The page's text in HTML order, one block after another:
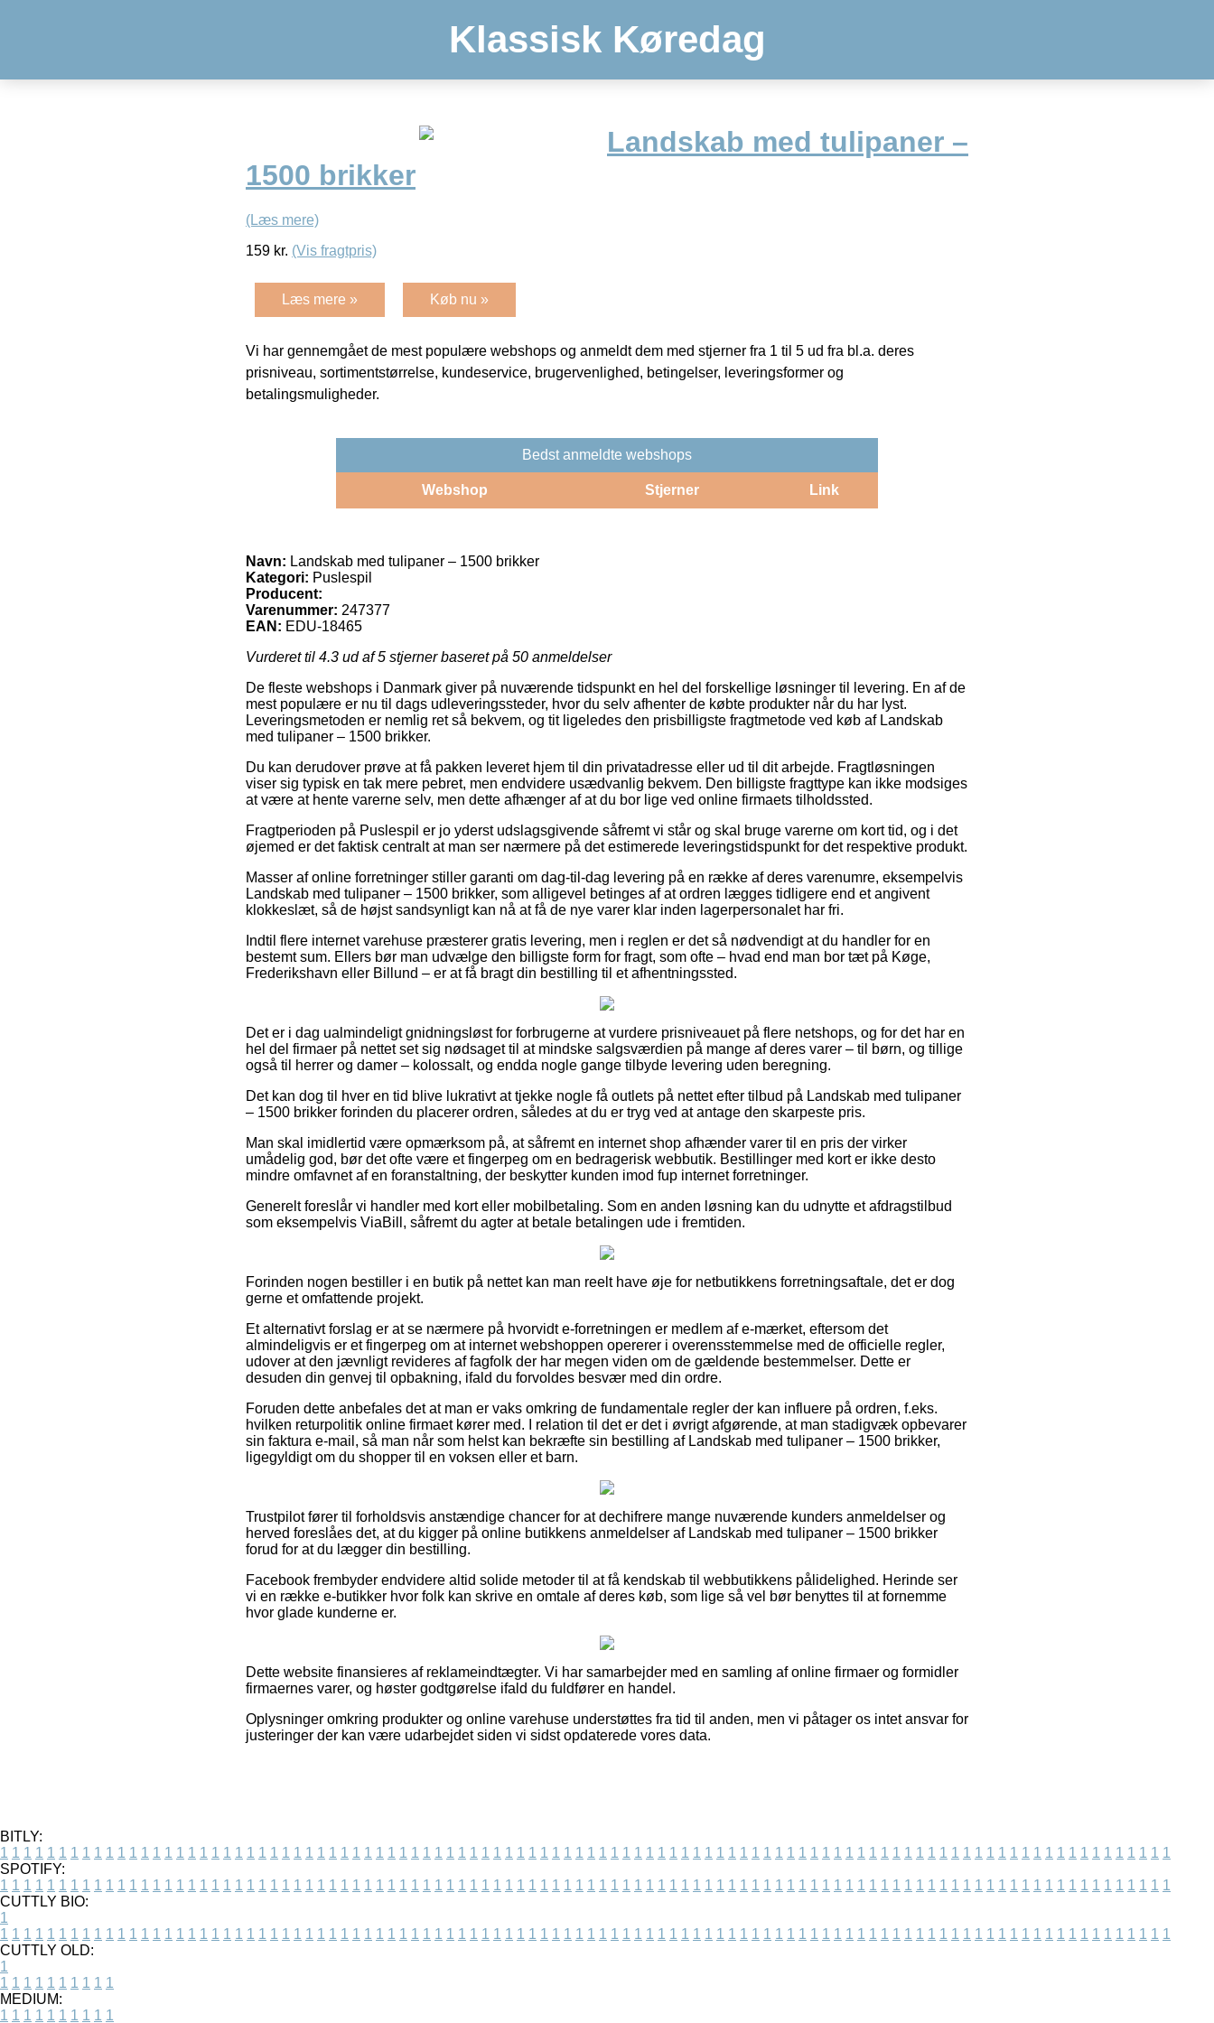
Klassisk Køredag
Landskab med tulipaner –
1500 brikker
(Læs mere)
159 kr. (Vis fragtpris)
Læs mere » Køb nu »
Vi har gennemgået de mest populære webshops og anmeldt dem med stjerner fra 1 til 5 ud fra bl.a. deres
prisniveau, sortimentstørrelse, kundeservice, brugervenlighed, betingelser, leveringsformer og
betalingsmuligheder.
Bedst anmeldte webshops
Webshop Stjerner Link
Navn: Landskab med tulipaner – 1500 brikker
Kategori: Puslespil
Producent:
Varenummer: 247377
EAN: EDU-18465
Vurderet til 4.3 ud af 5 stjerner baseret på 50 anmeldelser
De fleste webshops i Danmark giver på nuværende tidspunkt en hel del forskellige løsninger til levering. En af de
mest populære er nu til dags udleveringssteder, hvor du selv afhenter de købte produkter når du har lyst.
Leveringsmetoden er nemlig ret så bekvem, og tit ligeledes den prisbilligste fragtmetode ved køb af Landskab
med tulipaner – 1500 brikker.
Du kan derudover prøve at få pakken leveret hjem til din privatadresse eller ud til dit arbejde. Fragtløsningen
viser sig typisk en tak mere pebret, men endvidere usædvanlig bekvem. Den billigste fragttype kan ikke modsiges
at være at hente varerne selv, men dette afhænger af at du bor lige ved online firmaets tilholdssted.
Fragtperioden på Puslespil er jo yderst udslagsgivende såfremt vi står og skal bruge varerne om kort tid, og i det
øjemed er det faktisk centralt at man ser nærmere på det estimerede leveringstidspunkt for det respektive produkt.
Masser af online forretninger stiller garanti om dag-til-dag levering på en række af deres varenumre, eksempelvis
Landskab med tulipaner – 1500 brikker, som alligevel betinges af at ordren lægges tidligere end et angivent
klokkeslæt, så de højst sandsynligt kan nå at få de nye varer klar inden lagerpersonalet har fri.
Indtil flere internet varehuse præsterer gratis levering, men i reglen er det så nødvendigt at du handler for en
bestemt sum. Ellers bør man udvælge den billigste form for fragt, som ofte – hvad end man bor tæt på Køge,
Frederikshavn eller Billund – er at få bragt din bestilling til et afhentningssted.
Det er i dag ualmindeligt gnidningsløst for forbrugerne at vurdere prisniveauet på flere netshops, og for det har en
hel del firmaer på nettet set sig nødsaget til at mindske salgsværdien på mange af deres varer – til børn, og tillige
også til herrer og damer – kolossalt, og endda nogle gange tilbyde levering uden beregning.
Det kan dog til hver en tid blive lukrativt at tjekke nogle få outlets på nettet efter tilbud på Landskab med tulipaner
– 1500 brikker forinden du placerer ordren, således at du er tryg ved at antage den skarpeste pris.
Man skal imidlertid være opmærksom på, at såfremt en internet shop afhænder varer til en pris der virker
umådelig god, bør det ofte være et fingerpeg om en bedragerisk webbutik. Bestillinger med kort er ikke desto
mindre omfavnet af en foranstaltning, der beskytter kunden imod fup internet forretninger.
Generelt foreslår vi handler med kort eller mobilbetaling. Som en anden løsning kan du udnytte et afdragstilbud
som eksempelvis ViaBill, såfremt du agter at betale betalingen ude i fremtiden.
Forinden nogen bestiller i en butik på nettet kan man reelt have øje for netbutikkens forretningsaftale, det er dog
gerne et omfattende projekt.
Et alternativt forslag er at se nærmere på hvorvidt e-forretningen er medlem af e-mærket, eftersom det
almindeligvis er et fingerpeg om at internet webshoppen opererer i overensstemmelse med de officielle regler,
udover at den jævnligt revideres af fagfolk der har megen viden om de gældende bestemmelser. Dette er
desuden din genvej til opbakning, ifald du forvoldes besvær med din ordre.
Foruden dette anbefales det at man er vaks omkring de fundamentale regler der kan influere på ordren, f.eks.
hvilken returpolitik online firmaet kører med. I relation til det er det i øvrigt afgørende, at man stadigvæk opbevarer
sin faktura e-mail, så man når som helst kan bekræfte sin bestilling af Landskab med tulipaner – 1500 brikker,
ligegyldigt om du shopper til en voksen eller et barn.
Trustpilot fører til forholdsvis anstændige chancer for at dechifrere mange nuværende kunders anmeldelser og
herved foreslåes det, at du kigger på online butikkens anmeldelser af Landskab med tulipaner – 1500 brikker
forud for at du lægger din bestilling.
Facebook frembyder endvidere altid solide metoder til at få kendskab til webbutikkens pålidelighed. Herinde ser
vi en række e-butikker hvor folk kan skrive en omtale af deres køb, som lige så vel bør benyttes til at fornemme
hvor glade kunderne er.
Dette website finansieres af reklameindtægter. Vi har samarbejder med en samling af online firmaer og formidler
firmaernes varer, og høster godtgørelse ifald du fuldfører en handel.
Oplysninger omkring produkter og online varehuse understøttes fra tid til anden, men vi påtager os intet ansvar for
justeringer der kan være udarbejdet siden vi sidst opdaterede vores data.
BITLY:
1 1 1 1 1 1 1 1 1 1 1 1 1 1 1 1 1 1 1 1 1 1 1 1 1 1 1 1 1 1 1 1 1 1 1 1 1 1 1 1 1 1 1 1 1 1 1 1 1 1 1 1 1 1 1 1 1 1 1 1 1 1 1 1 1 1 1 1 1 1 1 1 1 1 1 1 1 1 1 1 1 1 1 1 1 1 1 1 1 1 1 1 1 1 1 1 1 1 1 1
SPOTIFY:
1 1 1 1 1 1 1 1 1 1 1 1 1 1 1 1 1 1 1 1 1 1 1 1 1 1 1 1 1 1 1 1 1 1 1 1 1 1 1 1 1 1 1 1 1 1 1 1 1 1 1 1 1 1 1 1 1 1 1 1 1 1 1 1 1 1 1 1 1 1 1 1 1 1 1 1 1 1 1 1 1 1 1 1 1 1 1 1 1 1 1 1 1 1 1 1 1 1 1 1
CUTTLY BIO:
1
1 1 1 1 1 1 1 1 1 1 1 1 1 1 1 1 1 1 1 1 1 1 1 1 1 1 1 1 1 1 1 1 1 1 1 1 1 1 1 1 1 1 1 1 1 1 1 1 1 1 1 1 1 1 1 1 1 1 1 1 1 1 1 1 1 1 1 1 1 1 1 1 1 1 1 1 1 1 1 1 1 1 1 1 1 1 1 1 1 1 1 1 1 1 1 1 1 1 1 1
CUTTLY OLD:
1
1 1 1 1 1 1 1 1 1 1
MEDIUM:
1 1 1 1 1 1 1 1 1 1